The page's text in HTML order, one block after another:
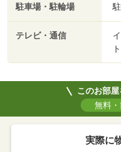
駐車場・駐輪場
テレビ・通信
このお部屋
無料
実際に